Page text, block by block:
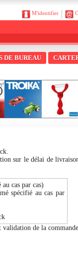
M'identifier
DE BUREAU
sur le délai de
cas par cas)
spécifié au cas par
validation de la commande